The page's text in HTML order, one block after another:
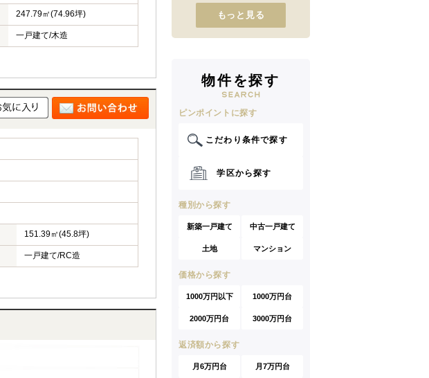
247.79㎡(74.96坪)
一戸建て/木造
151.39㎡(45.8坪)
一戸建て/RC造
もっと見る
物件を探す
ピンポイントに探す
こだわり条件で探す
学区から探す
種別から探す
新築一戸建て 中古一戸建て
土地 マンション
価格から探す
1000万円以下 1000万円台
2000万円台 3000万円台
返済額から探す
月6万円台 月7万円台